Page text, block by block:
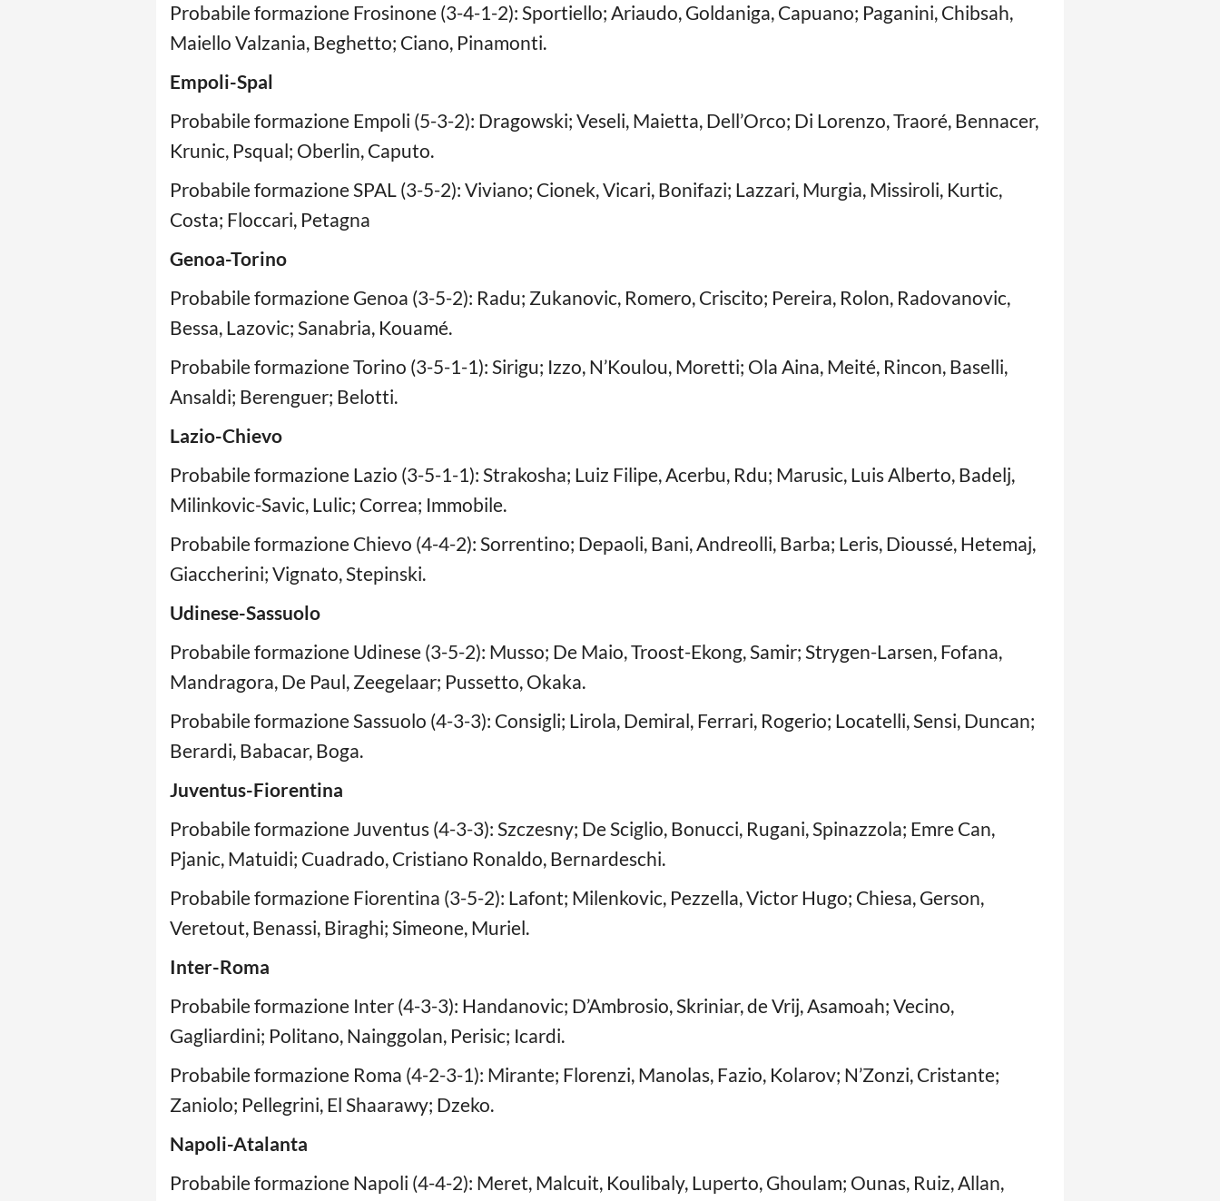
Probabile formazione Frosinone (3-4-1-2): Sportiello; Ariaudo, Goldaniga, Capuano; Paganini, Chibsah,
Maiello Valzania, Beghetto; Ciano, Pinamonti.
Empoli-Spal
Probabile formazione Empoli (5-3-2): Dragowski; Veseli, Maietta, Dell’Orco; Di Lorenzo, Traoré, Bennacer,
Krunic, Psqual; Oberlin, Caputo.
Probabile formazione SPAL (3-5-2): Viviano; Cionek, Vicari, Bonifazi; Lazzari, Murgia, Missiroli, Kurtic,
Costa; Floccari, Petagna
Genoa-Torino
Probabile formazione Genoa (3-5-2): Radu; Zukanovic, Romero, Criscito; Pereira, Rolon, Radovanovic,
Bessa, Lazovic; Sanabria, Kouamé.
Probabile formazione Torino (3-5-1-1): Sirigu; Izzo, N’Koulou, Moretti; Ola Aina, Meité, Rincon, Baselli,
Ansaldi; Berenguer; Belotti.
Lazio-Chievo
Probabile formazione Lazio (3-5-1-1): Strakosha; Luiz Filipe, Acerbu, Rdu; Marusic, Luis Alberto, Badelj,
Milinkovic-Savic, Lulic; Correa; Immobile.
Probabile formazione Chievo (4-4-2): Sorrentino; Depaoli, Bani, Andreolli, Barba; Leris, Dioussé, Hetemaj,
Giaccherini; Vignato, Stepinski.
Udinese-Sassuolo
Probabile formazione Udinese (3-5-2): Musso; De Maio, Troost-Ekong, Samir; Strygen-Larsen, Fofana,
Mandragora, De Paul, Zeegelaar; Pussetto, Okaka.
Probabile formazione Sassuolo (4-3-3): Consigli; Lirola, Demiral, Ferrari, Rogerio; Locatelli, Sensi, Duncan;
Berardi, Babacar, Boga.
Juventus-Fiorentina
Probabile formazione Juventus (4-3-3): Szczesny; De Sciglio, Bonucci, Rugani, Spinazzola; Emre Can,
Pjanic, Matuidi; Cuadrado, Cristiano Ronaldo, Bernardeschi.
Probabile formazione Fiorentina (3-5-2): Lafont; Milenkovic, Pezzella, Victor Hugo; Chiesa, Gerson,
Veretout, Benassi, Biraghi; Simeone, Muriel.
Inter-Roma
Probabile formazione Inter (4-3-3): Handanovic; D’Ambrosio, Skriniar, de Vrij, Asamoah; Vecino,
Gagliardini; Politano, Nainggolan, Perisic; Icardi.
Probabile formazione Roma (4-2-3-1): Mirante; Florenzi, Manolas, Fazio, Kolarov; N’Zonzi, Cristante;
Zaniolo; Pellegrini, El Shaarawy; Dzeko.
Napoli-Atalanta
Probabile formazione Napoli (4-4-2): Meret, Malcuit, Koulibaly, Luperto, Ghoulam; Ounas, Ruiz, Allan,